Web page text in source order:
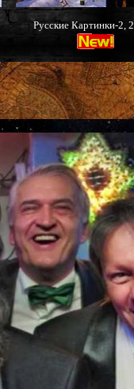
Русские Картинки-2,